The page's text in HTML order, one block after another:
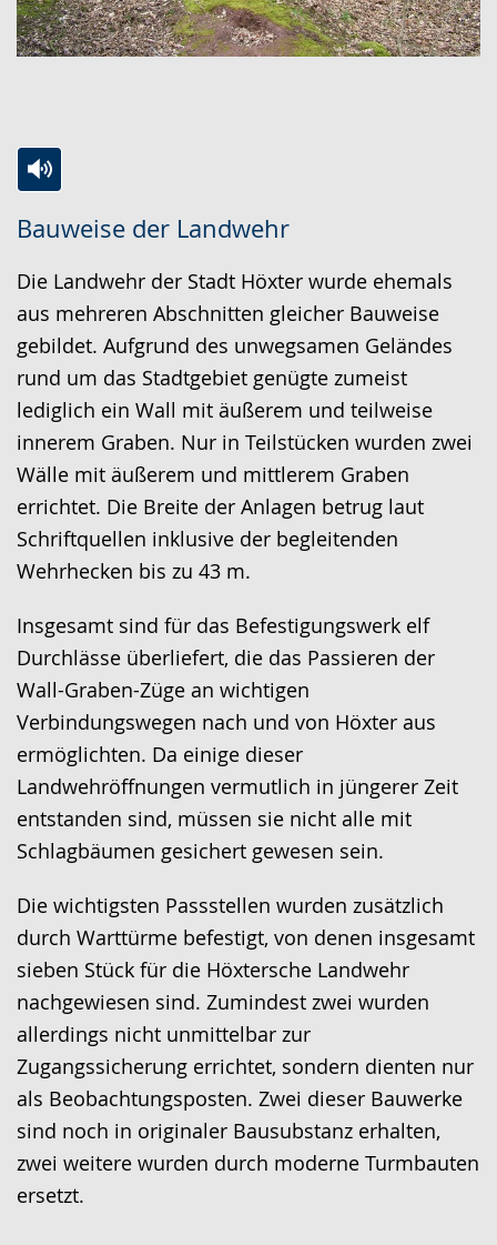
Bauweise der Landwehr
Leichten
Sprache
wechseln.
Audio-
Unterstützung.
Video
in
Deutscher
Gebärdensprache
angezeigt.
Die Landwehr der Stadt Höxter wurde ehemals
aus mehreren Abschnitten gleicher Bauweise
gebildet. Aufgrund des unwegsamen Geländes
rund um das Stadtgebiet genügte zumeist
lediglich ein Wall mit äußerem und teilweise
innerem Graben. Nur in Teilstücken wurden zwei
Wälle mit äußerem und mittlerem Graben
errichtet. Die Breite der Anlagen betrug laut
Schriftquellen inklusive der begleitenden
Wehrhecken bis zu 43 m.
Insgesamt sind für das Befestigungswerk elf
Durchlässe überliefert, die das Passieren der
Wall-Graben-Züge an wichtigen
Verbindungswegen nach und von Höxter aus
ermöglichten. Da einige dieser
Landwehröffnungen vermutlich in jüngerer Zeit
entstanden sind, müssen sie nicht alle mit
Schlagbäumen gesichert gewesen sein.
Die wichtigsten Passstellen wurden zusätzlich
durch Warttürme befestigt, von denen insgesamt
sieben Stück für die Höxtersche Landwehr
nachgewiesen sind. Zumindest zwei wurden
allerdings nicht unmittelbar zur
Zugangssicherung errichtet, sondern dienten nur
als Beobachtungsposten. Zwei dieser Bauwerke
sind noch in originaler Bausubstanz erhalten,
zwei weitere wurden durch moderne Turmbauten
ersetzt.